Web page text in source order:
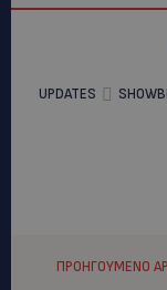
UPDATES
ΠΡΟΗΓΟΎΜΕΝΟ